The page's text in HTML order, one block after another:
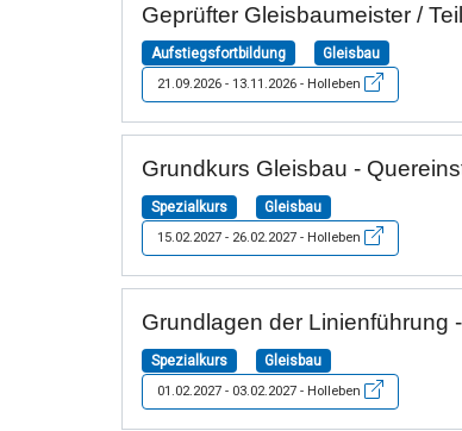
Geprüfter Gleisbaumeister /
Aufstiegsfortbildung Gleisbau
21.09.2026 - 13.11.2026 - Holleben
Grundkurs Gleisbau -
Spezialkurs Gleisbau
15.02.2027 - 26.02.2027 - Holleben
Grundlagen der Linienführung
Spezialkurs Gleisbau
01.02.2027 - 03.02.2027 - Holleben